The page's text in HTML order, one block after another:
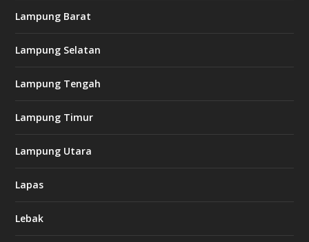
Lampung Barat
Lampung Selatan
Lampung Tengah
Lampung Timur
Lampung Utara
Lapas
Lebak